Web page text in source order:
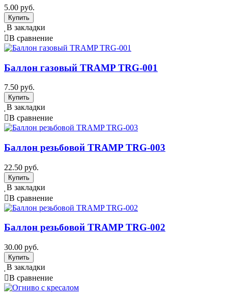
5.00 руб.
В закладки
В сравнение
Баллон газовый TRAMP TRG-001
7.50 руб.
В закладки
В сравнение
Баллон резьбовой TRAMP TRG-003
22.50 руб.
В закладки
В сравнение
Баллон резьбовой TRAMP TRG-002
30.00 руб.
В закладки
В сравнение